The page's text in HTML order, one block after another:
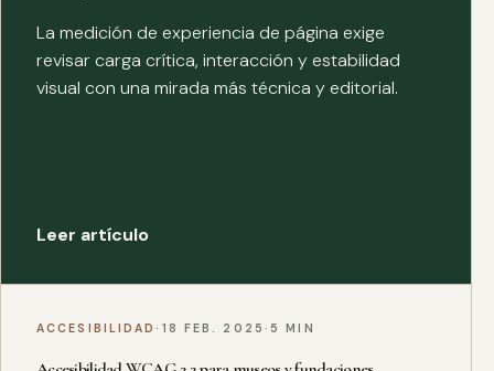
La medición de experiencia de página exige
revisar carga crítica, interacción y estabilidad
visual con una mirada más técnica y editorial.
Leer artículo
ACCESIBILIDAD · 18 FEB. 2025 · 5 MIN